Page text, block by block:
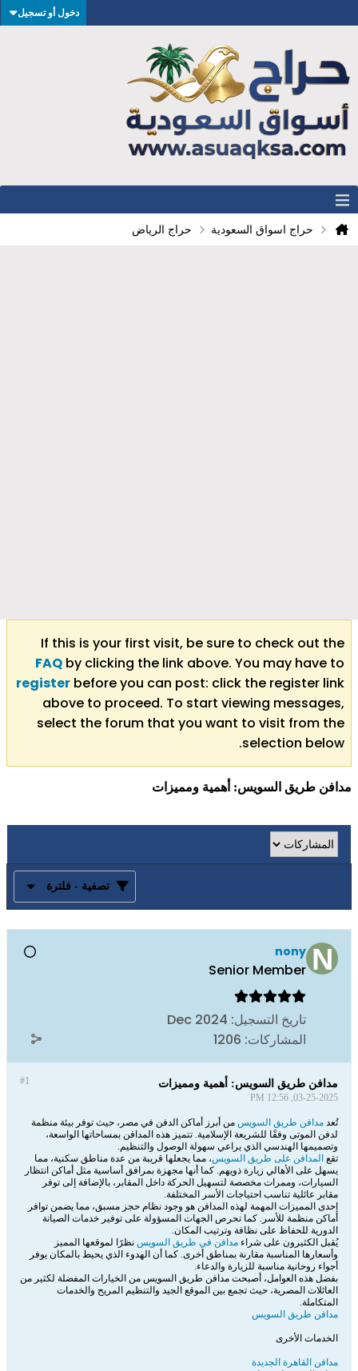
دخول أو تسجيل
حراج اسواق السعودية حراج الرياض
If this is your first visit, be sure to check out the
FAQ by clicking the link above. You may have to
register before you can post: click the register link
above to proceed. To start viewing messages,
select the forum that you want to visit from the
selection below.
مدافن طريق السويس: أهمية ومميزات
تصفية - فلترة
nony
Senior Member
تاريخ التسجيل: Dec 2024
المشاركات: 1206
#1 مدافن طريق السويس: أهمية ومميزات
03-25-2025, 12:56 PM
تُعد مدافن طريق السويس من أبرز أماكن الدفن في مصر، حيث توفر بيئة منظمة
لدفن الموتى وفقًا للشريعة الإسلامية. تتميز هذه المدافن بمساحاتها الواسعة،
وتصميمها الهندسي الذي يراعي سهولة الوصول والتنظيم.
تقع المدافن على طريق السويس، مما يجعلها قريبة من عدة مناطق سكنية، مما
يسهل على الأهالي زيارة ذويهم. كما أنها مجهزة بمرافق أساسية مثل أماكن انتظار
السيارات، وممرات مخصصة لتسهيل الحركة داخل المقابر، بالإضافة إلى توفر
مقابر عائلية تناسب احتياجات الأسر المختلفة.
إحدى المميزات المهمة لهذه المدافن هو وجود نظام حجز مسبق، مما يضمن توافر
أماكن منظمة للأسر. كما تحرص الجهات المسؤولة على توفير خدمات الصيانة
الدورية للحفاظ على نظافة وترتيب المكان.
يُقبل الكثيرون على شراء مدافن في طريق السويس نظرًا لموقعها المميز
وأسعارها المناسبة مقارنة بمناطق أخرى. كما أن الهدوء الذي يحيط بالمكان يوفر
أجواء روحانية مناسبة للزيارة والدعاء.
بفضل هذه العوامل، أصبحت مدافن طريق السويس من الخيارات المفضلة لكثير من
العائلات المصرية، حيث تجمع بين الموقع الجيد والتنظيم المريح والخدمات
المتكاملة.
مدافن طريق السويس
الخدمات الأخرى
مدافن القاهرة الجديدة